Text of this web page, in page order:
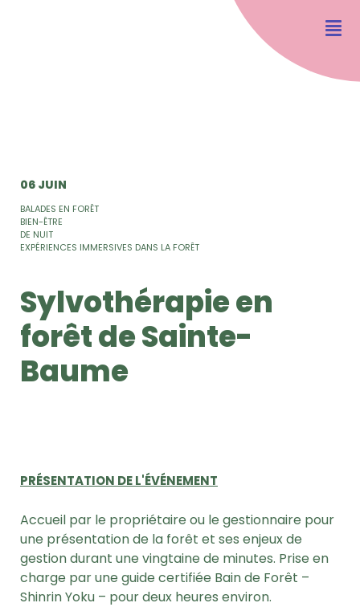
06 JUIN
BALADES EN FORÊT
BIEN-ÊTRE
DE NUIT
EXPÉRIENCES IMMERSIVES DANS LA FORÊT
Sylvothérapie en
forêt de Sainte-
Baume
PRÉSENTATION DE L'ÉVÉNEMENT
Accueil par le propriétaire ou le gestionnaire pour
une présentation de la forêt et ses enjeux de
gestion durant une vingtaine de minutes. Prise en
charge par une guide certifiée Bain de Forêt –
Shinrin Yoku – pour deux heures environ.